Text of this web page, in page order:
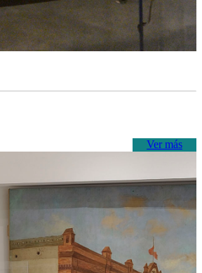
Ver más